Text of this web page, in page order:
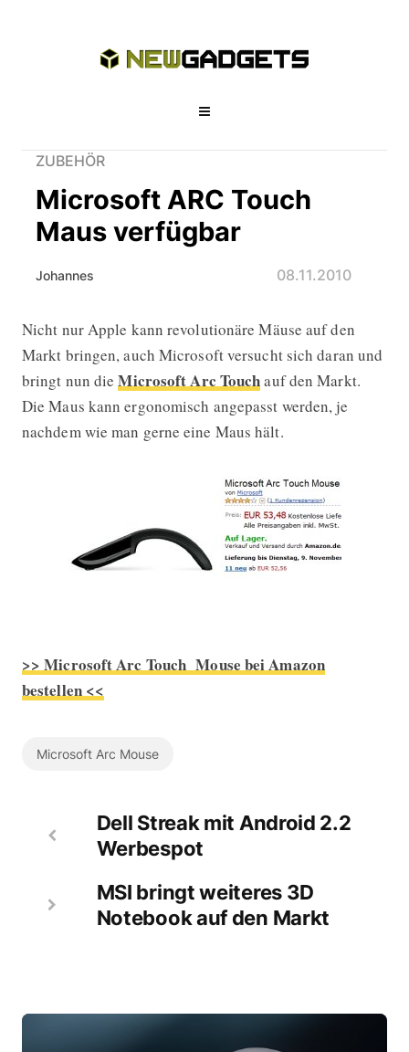
ZUBEHÖR
Microsoft ARC Touch
Maus verfügbar
Johannes 08.11.2010
Microsoft ARC Touch Maus
Nicht nur Apple kann revolutionäre Mäuse auf den
Markt bringen, auch Microsoft versucht sich daran und
bringt nun dieMicrosoft Arc Touchauf den Markt.
Die Maus kann ergonomisch angepasst werden, je
nachdem wie man gerne eine Maus hält.
>> Microsoft Arc Touch Mouse bei Amazon
bestellen <<
Microsoft Arc Mouse
Dell Streak mit Android 2.2
Werbespot
MSI bringt weiteres 3D
Notebook auf den Markt